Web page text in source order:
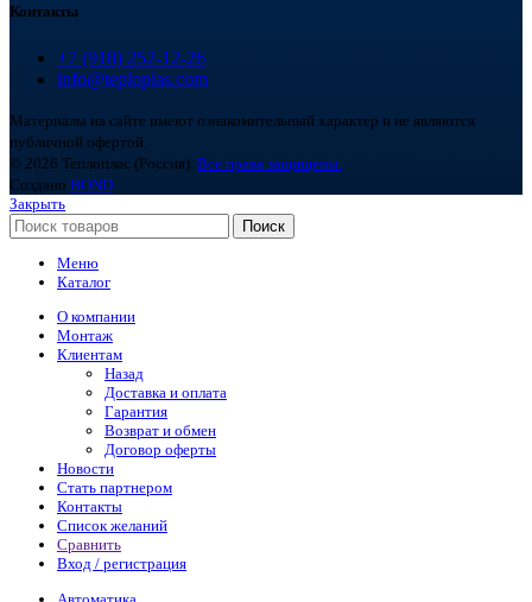
Контакты
+7 (918) 252-12-26
info@teploplas.com
Материалы на сайте имеют ознакомительный характер и не являются
публичной офертой.
© 2026 Теплоплас (Россия). Все права защищены.
Создано BOND
Закрыть
Поиск
Меню
Каталог
О компании
Монтаж
Клиентам
Назад
Доставка и оплата
Гарантия
Возврат и обмен
Договор оферты
Новости
Стать партнером
Контакты
Список желаний
Сравнить
Вход / регистрация